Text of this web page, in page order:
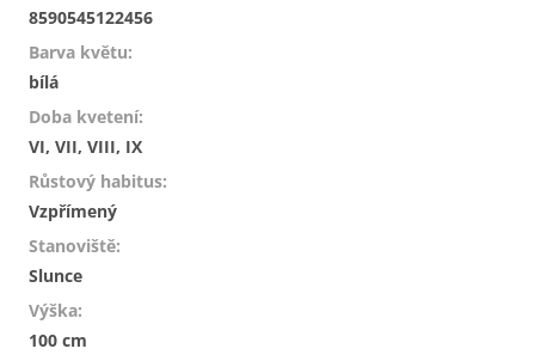
8590545122456
Barva květu:
bílá
Doba kvetení:
VI, VII, VIII, IX
Růstový habitus:
Vzpřímený
Stanoviště:
Slunce
Výška:
100 cm